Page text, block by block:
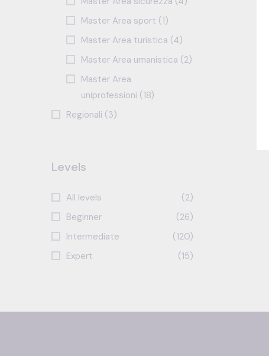
Master Area sport (1)
Master Area turistica (4)
Master Area umanistica (2)
Master Area
uniprofessioni (18)
Regionali (3)
Levels
All levels
(2)
Beginner
(26)
Intermediate
(120)
Expert
(15)